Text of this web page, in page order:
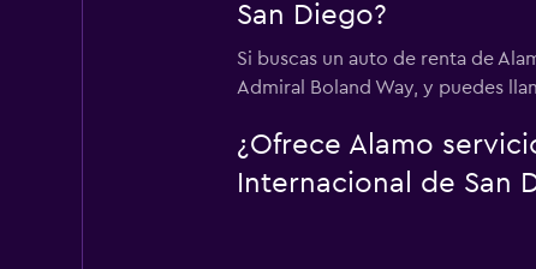
San Diego?
Si buscas un auto de renta de
Admiral Boland Way, y puedes
¿Ofrece Alamo
Internacional de San